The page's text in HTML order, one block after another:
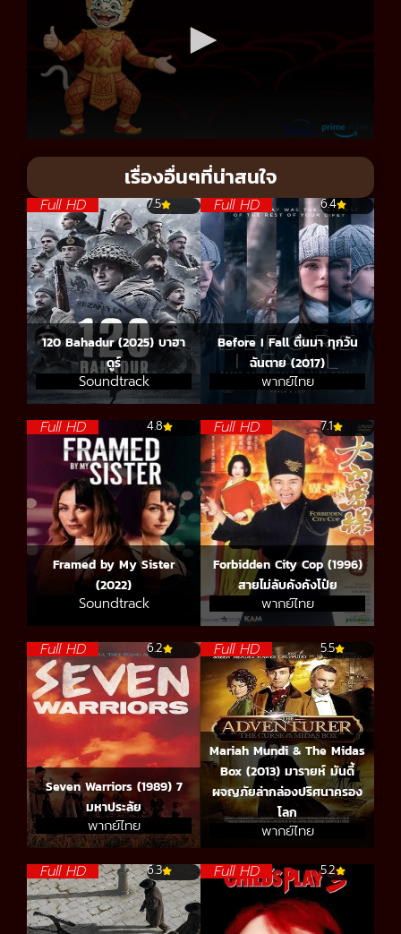
เรื่องอื่นๆที่น่าสนใจ
Full HD 7.5
120 Bahadur (2025) บาฮา
ดูร์
Soundtrack
Full HD 6.4
Before I Fall ตื่นมา ทุกวัน
ฉันตาย (2017)
พากย์ไทย
Full HD 4.8
Framed by My Sister
(2022)
Soundtrack
Full HD 7.1
Forbidden City Cop (1996)
สายไม่ลับคังคังโป๋ย
พากย์ไทย
Full HD 6.2
Seven Warriors (1989) 7
มหาประลัย
พากย์ไทย
Full HD 5.5
Mariah Mundi & The Midas
Box (2013) มารายห์ มันดี้
ผจญภัยล่ากล่องปริศนาครอง
โลก
พากย์ไทย
Full HD 6.3 Full HD 5.2